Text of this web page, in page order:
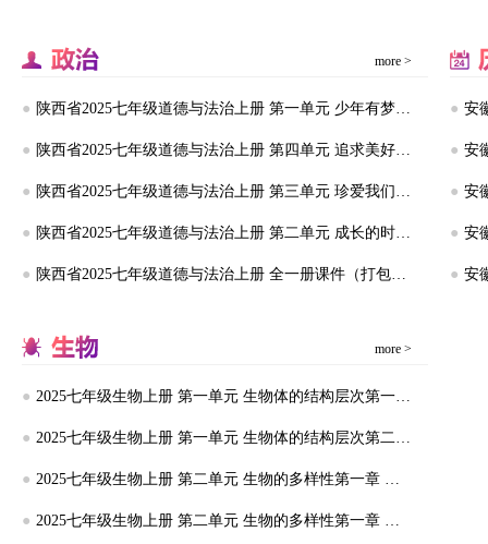
more >
● 陕西省2025七年级道德与法治上册 第一单元 少年有梦课件（打包8套） 新人教版
● 陕西省2025七年级道德与法治上册 第四单元 追求美好人生课件（打包8套） 新人教版
● 陕西省2025七年级道德与法治上册 第三单元 珍爱我们的生命课件（打包8套） 新人教版
● 陕西省2025七年级道德与法治上册 第二单元 成长的时空课件（打包10套） 新人教版
● 陕西省2025七年级道德与法治上册 全一册课件（打包36套） 新人教版
●
●
●
●
●
more >
● 2025七年级生物上册 第一单元 生物体的结构层次第一章 细胞课件+练习（打包12套） 冀少版
● 2025七年级生物上册 第一单元 生物体的结构层次第二章 组织、器官、系统和生物体课件+练习（打包12套） 冀少版
● 2025七年级生物上册 第二单元 生物的多样性第一章 藻类、植物和动物第三节 无脊椎动物课件+练习（打包5套） 冀少版
● 2025七年级生物上册 第二单元 生物的多样性第一章 藻类、植物和动物第二节 植物课件+练习（打包5套） 冀少版